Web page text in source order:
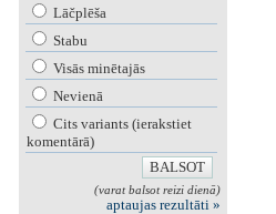
Lāčplēša
Stabu
Visās minētajās
Nevienā
Cits variants (ierakstiet
komentārā)
(varat balsot reizi dienā)
aptaujas rezultāti »